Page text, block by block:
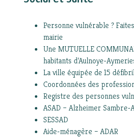
Personne vulnérable ?
mairie
Une MUTUELLE
habitants d’Aulnoye-
La ville équipée de 15
Coordonnées des
Registre des personnes
ASAD – Alzheimer Sambre-
SESSAD
Aide-ménagère – ADAR